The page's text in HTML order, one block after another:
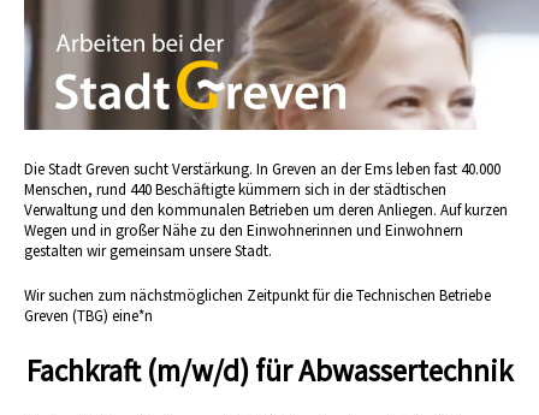
Die Stadt Greven sucht Verstärkung. In Greven an der Ems leben fast 40.000
Menschen, rund 440 Beschäftigte kümmern sich in der städtischen
Verwaltung und den kommunalen Betrieben um deren Anliegen. Auf kurzen
Wegen und in großer Nähe zu den Einwohnerinnen und Einwohnern
gestalten wir gemeinsam unsere Stadt.
Wir suchen zum nächstmöglichen Zeitpunkt für die Technischen Betriebe
Greven (TBG) eine*n
Fachkraft (m/w/d) für Abwassertechnik